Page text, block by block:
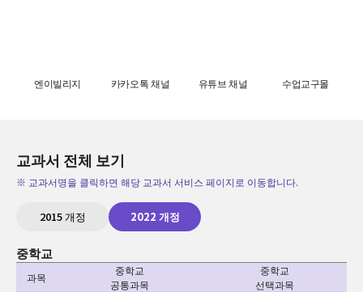
엔이빌리지 카카오톡 채널 유튜브 채널 수업교구몰
교과서 전체 보기
※ 교과서명을 클릭하면 해당 교과서 서비스 페이지로 이동합니다.
2015 개정 2022 개정
중학교
과목
중학교
공통과목
중학교
선택과목